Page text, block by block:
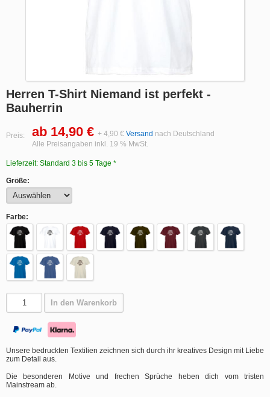
Herren T-Shirt Niemand ist perfekt -
Bauherrin
Preis: ab 14,90 € + 4,90 € Versand nach Deutschland
Alle Preisangaben inkl. 19 % MwSt.
Lieferzeit: Standard 3 bis 5 Tage *
Größe:
Farbe:
In den Warenkorb
Unsere bedruckten Textilien zeichnen sich durch ihr kreatives Design mit Liebe
zum Detail aus.
Die besonderen Motive und frechen Sprüche heben dich vom tristen
Mainstream ab.